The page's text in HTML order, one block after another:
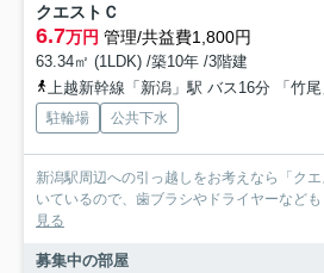
クエストＣ
6.7万円 管理/共益費1,800円
63.34㎡ (1LDK) /築10年 /3階建
上越新幹線「新潟」駅 バス16分 「竹
駐輪場 公共下水
新潟駅周辺への引っ越しをお考えなら「ク
いているので、歯ブラシやドライヤーなども
見る
募集中の部屋